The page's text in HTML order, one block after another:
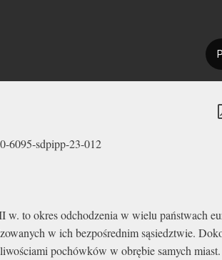
6095-sdpipp-23-012
to okres odchodzenia w wielu państwach
w ich bezpośrednim sąsiedztwie.
pochówków w obrębie samych